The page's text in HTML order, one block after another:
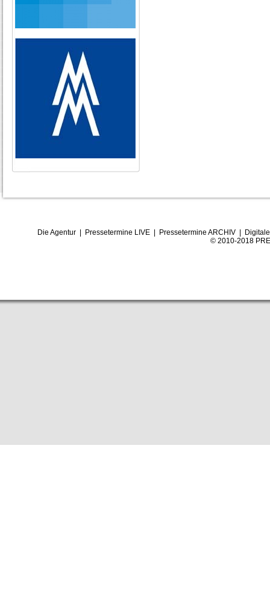
Die Agentur| Pressetermine LIVE| Pressetermine ARCHIV|
© 2010-2018